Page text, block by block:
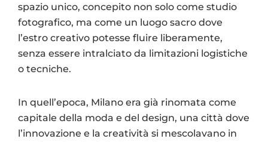
spazio unico, concepito non solo come studio
fotografico, ma come un luogo sacro dove
l’estro creativo potesse fluire liberamente,
senza essere intralciato da limitazioni logistiche
o tecniche.
In quell’epoca, Milano era già rinomata come
capitale della moda e del design, una città dove
l’innovazione e la creatività si mescolavano in